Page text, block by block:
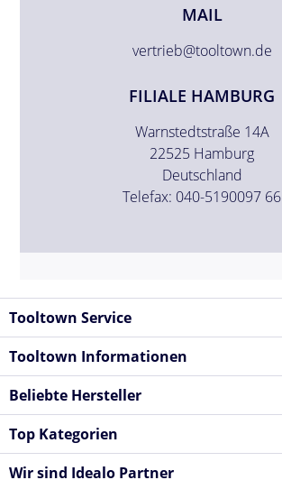
MAIL
vertrieb@tooltown.de
FILIALE HAMBURG
Warnstedtstraße 14A
22525 Hamburg
Deutschland
Telefax: 040-5190097 66
Tooltown Service
Tooltown Informationen
Beliebte Hersteller
Top Kategorien
Wir sind Idealo Partner